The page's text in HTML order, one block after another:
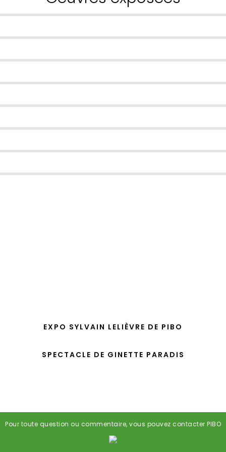
EXPO SYLVAIN LELIÈVRE DE PIBO
SPECTACLE DE GINETTE PARADIS
Pour toute question ou commentaire, vous pouvez contacter PIBO